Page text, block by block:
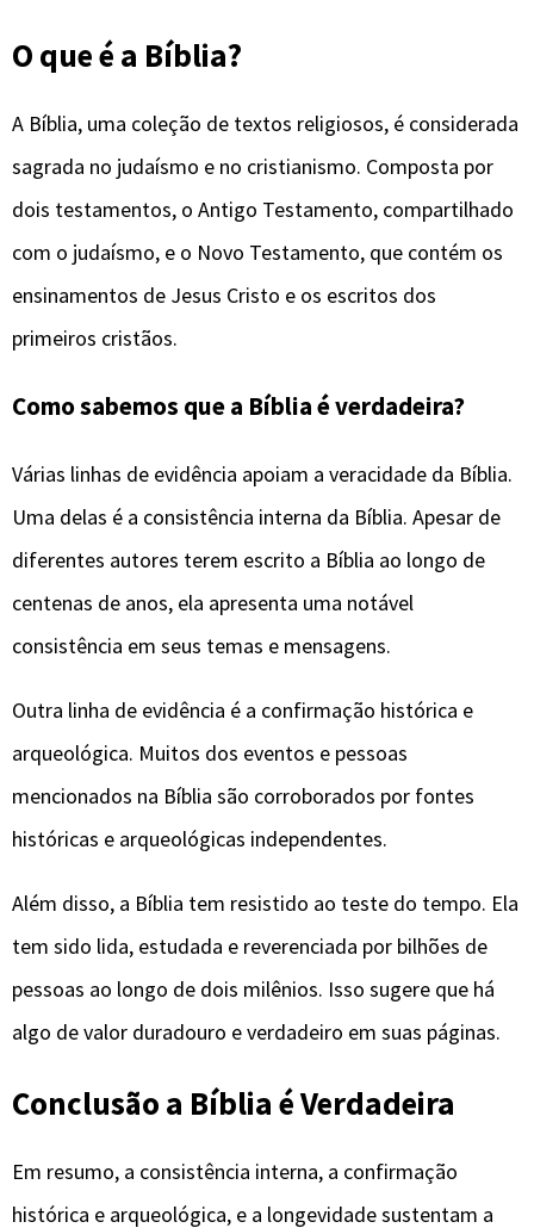
O que é a Bíblia?
A Bíblia, uma coleção de textos religiosos, é considerada
sagrada no judaísmo e no cristianismo. Composta por
dois testamentos, o Antigo Testamento, compartilhado
com o judaísmo, e o Novo Testamento, que contém os
ensinamentos de Jesus Cristo e os escritos dos
primeiros cristãos.
Como sabemos que a Bíblia é verdadeira?
Várias linhas de evidência apoiam a veracidade da Bíblia.
Uma delas é a consistência interna da Bíblia. Apesar de
diferentes autores terem escrito a Bíblia ao longo de
centenas de anos, ela apresenta uma notável
consistência em seus temas e mensagens.
Outra linha de evidência é a confirmação histórica e
arqueológica. Muitos dos eventos e pessoas
mencionados na Bíblia são corroborados por fontes
históricas e arqueológicas independentes.
Além disso, a Bíblia tem resistido ao teste do tempo. Ela
tem sido lida, estudada e reverenciada por bilhões de
pessoas ao longo de dois milênios. Isso sugere que há
algo de valor duradouro e verdadeiro em suas páginas.
Conclusão a Bíblia é Verdadeira
Em resumo, a consistência interna, a confirmação
histórica e arqueológica, e a longevidade sustentam a